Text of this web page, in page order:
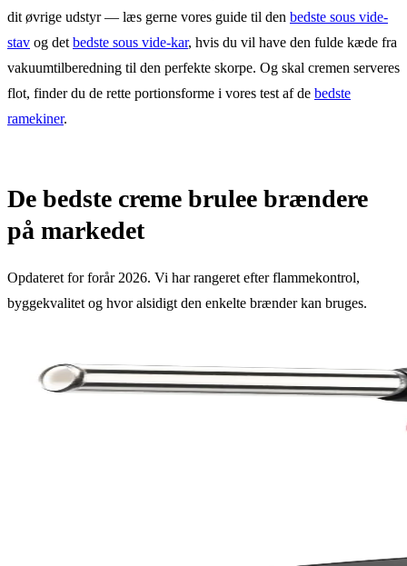
dit øvrige udstyr — læs gerne vores guide til den bedste sous vide-
stav og det bedste sous vide-kar, hvis du vil have den fulde kæde fra
vakuumtilberedning til den perfekte skorpe. Og skal cremen serveres
flot, finder du de rette portionsforme i vores test af de bedste
ramekiner.
De bedste creme brulee brændere
på markedet
Opdateret for forår 2026. Vi har rangeret efter flammekontrol,
byggekvalitet og hvor alsidigt den enkelte brænder kan bruges.